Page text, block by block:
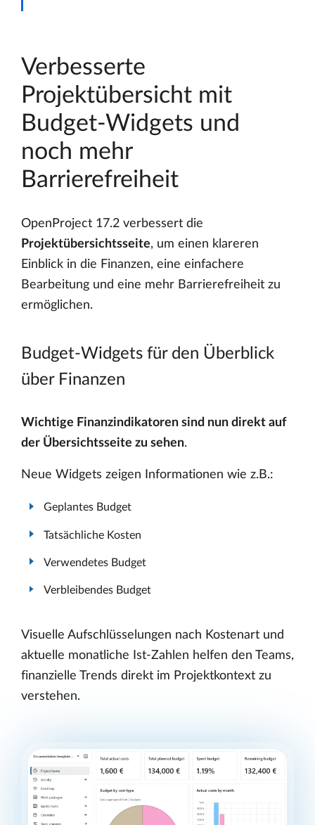
Verbesserte
Projektübersicht mit
Budget-Widgets und
noch mehr
Barrierefreiheit
OpenProject 17.2 verbessert die
Projektübersichtsseite, um einen klareren
Einblick in die Finanzen, eine einfachere
Bearbeitung und eine mehr Barrierefreiheit zu
ermöglichen.
Budget-Widgets für den Überblick
über Finanzen
Wichtige Finanzindikatoren sind nun direkt auf
der Übersichtsseite zu sehen.
Neue Widgets zeigen Informationen wie z.B.:
Geplantes Budget
Tatsächliche Kosten
Verwendetes Budget
Verbleibendes Budget
Visuelle Aufschlüsselungen nach Kostenart und
aktuelle monatliche Ist-Zahlen helfen den Teams,
finanzielle Trends direkt im Projektkontext zu
verstehen.